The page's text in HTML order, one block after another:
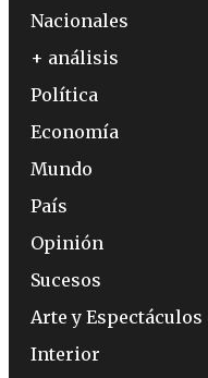
Nacionales
+ análisis
Política
Economía
Mundo
País
Opinión
Sucesos
Arte y Espectáculos
Interior